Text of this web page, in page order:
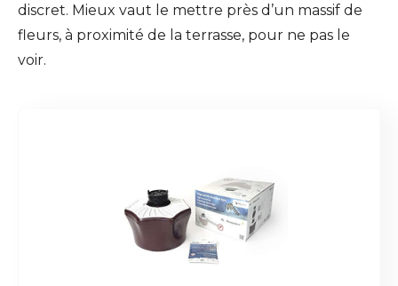
discret. Mieux vaut le mettre près d’un massif de
fleurs, à proximité de la terrasse, pour ne pas le
voir.